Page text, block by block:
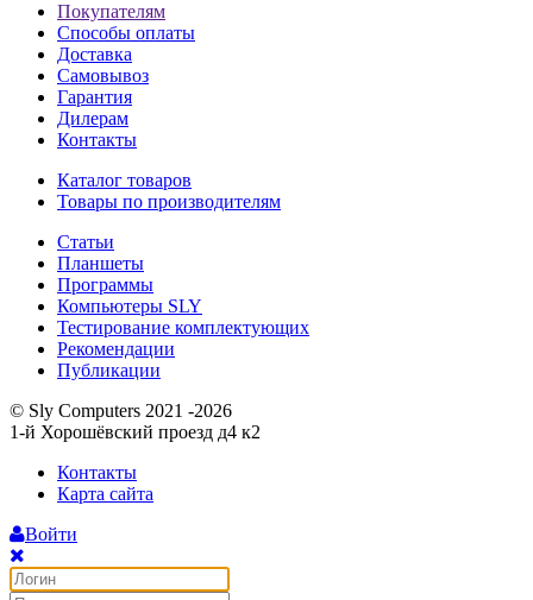
Покупателям
Способы оплаты
Доставка
Самовывоз
Гарантия
Дилерам
Контакты
Каталог товаров
Товары по производителям
Статьи
Планшеты
Программы
Компьютеры SLY
Тестирование комплектующих
Рекомендации
Публикации
© Sly Computers 2021 -2026
1-й Хорошёвский проезд д4 к2
Контакты
Карта сайта
Войти